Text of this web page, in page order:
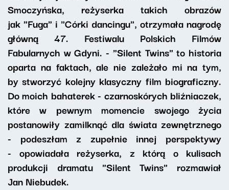
Smoczyńska, reżyserka takich obrazów
jak "Fuga" i "Córki dancingu", otrzymała nagrodę
główną 47. Festiwalu Polskich Filmów
Fabularnych w Gdyni. - "Silent Twins" to historia
oparta na faktach, ale nie zależało mi na tym,
by stworzyć kolejny klasyczny film biograficzny.
Do moich bahaterek - czarnoskórych bliźniaczek,
które w pewnym momencie swojego życia
postanowiły zamilknąć dla świata zewnętrznego
- podeszłam z zupełnie innej perspektywy
- opowiadała reżyserka, z którą o kulisach
produkcji dramatu "Silent Twins" rozmawiał
Jan Niebudek.